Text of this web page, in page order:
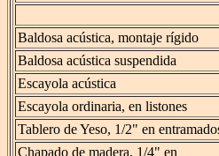
Baldosa acústica, montaje rígido
Baldosa acústica suspendida
Escayola acústica
Escayola ordinaria, en listones
Tablero de Yeso, 1/2" en
Chapado de madera, 1/4" en